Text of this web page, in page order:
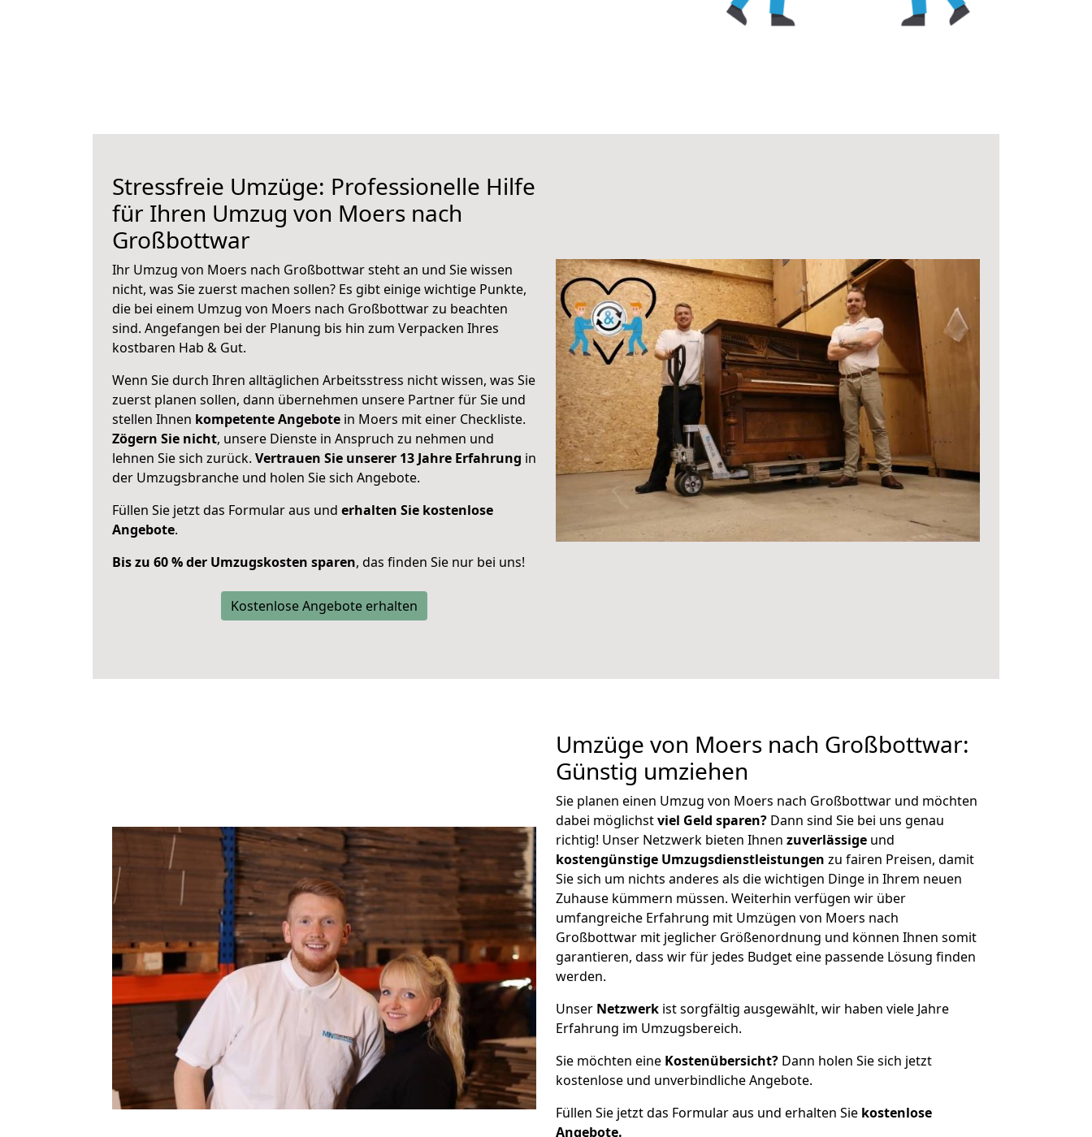
Stressfreie Umzüge: Professionelle Hilfe
für Ihren Umzug von Moers nach
Großbottwar
Ihr Umzug von Moers nach Großbottwar steht an und Sie wissen
nicht, was Sie zuerst machen sollen? Es gibt einige wichtige Punkte,
die bei einem Umzug von Moers nach Großbottwar zu beachten
sind. Angefangen bei der Planung bis hin zum Verpacken Ihres
kostbaren Hab & Gut.
Wenn Sie durch Ihren alltäglichen Arbeitsstress nicht wissen, was Sie
zuerst planen sollen, dann übernehmen unsere Partner für Sie und
stellen Ihnen kompetente Angebote in Moers mit einer Checkliste.
Zögern Sie nicht, unsere Dienste in Anspruch zu nehmen und
lehnen Sie sich zurück. Vertrauen Sie unserer 13 Jahre Erfahrung in
der Umzugsbranche und holen Sie sich Angebote.
Füllen Sie jetzt das Formular aus und erhalten Sie kostenlose
Angebote.
Bis zu 60 % der Umzugskosten sparen, das finden Sie nur bei uns!
Kostenlose Angebote erhalten
Umzüge von Moers nach Großbottwar:
Günstig umziehen
Sie planen einen Umzug von Moers nach Großbottwar und möchten
dabei möglichstviel Geld sparen? Dann sind Sie bei uns genau
richtig! Unser Netzwerk bieten Ihnen zuverlässige und
kostengünstige Umzugsdienstleistungen zu fairen Preisen, damit
Sie sich um nichts anderes als die wichtigen Dinge in Ihrem neuen
Zuhause kümmern müssen. Weiterhin verfügen wir über
umfangreiche Erfahrung mit Umzügen von Moers nach
Großbottwar mit jeglicher Größenordnung und können Ihnen somit
garantieren, dass wir für jedes Budget eine passende Lösung finden
werden.
Unser Netzwerk ist sorgfältig ausgewählt, wir haben viele Jahre
Erfahrung im Umzugsbereich.
Sie möchten eine Kostenübersicht? Dann holen Sie sich jetzt
kostenlose und unverbindliche Angebote.
Füllen Sie jetzt das Formular aus und erhalten Sie kostenlose
Angebote.